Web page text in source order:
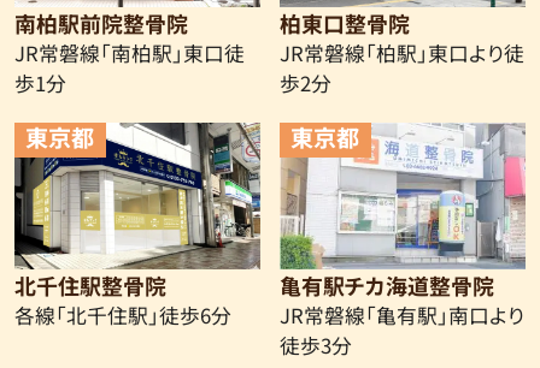
南柏駅前院整骨院
JR常磐線「南柏駅」東口徒
歩1分
柏東口整骨院
JR常磐線「柏駅」東口より徒
歩2分
東京都
北千住駅整骨院
各線「北千住駅」徒歩6分
東京都
亀有駅チカ海道整骨院
JR常磐線「亀有駅」南口より
徒歩3分